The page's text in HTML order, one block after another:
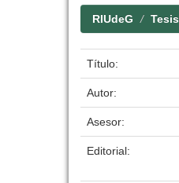
RIUdeG Tesis
Título:
Autor:
Asesor:
Editorial: